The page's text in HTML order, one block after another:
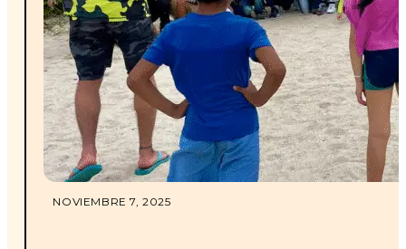
NOVIEMBRE 7, 2025